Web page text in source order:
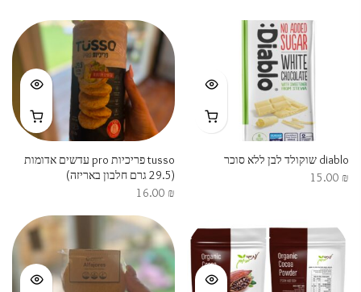
diablo שוקולד לבן ללא סוכר
15.00 ₪
tusso פריכיות pro עדשים אדומות
(29.5 גרם חלבון באריזה)
16.00 ₪